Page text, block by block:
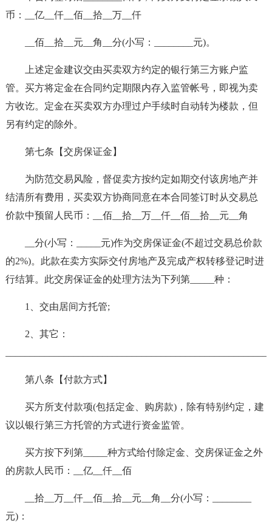
币：__亿__仟__佰__拾__万__仟
__佰__拾__元__角__分(小写：________元)。
上述定金建议交由买卖双方约定的银行第三方账户监
管。买方将定金在合同约定期限内存入监管帐号，即视为卖
方收讫。定金在买卖双方办理过户手续时自动转为楼款，但
另有约定的除外。
第七条【交房保证金】
为防范交易风险，督促卖方按约定如期交付该房地产并
结清所有费用，买卖双方协商同意在本合同签订时从交易总
价款中预留人民币：__佰__拾__万__仟__佰__拾__元__角
__分(小写：_____元)作为交房保证金(不超过交易总价款
的2%)。此款在卖方实际交付房地产及完成产权转移登记时进
行结算。此交房保证金的处理方法为下列第_____种：
1、交由居间方托管;
2、其它：
第八条【付款方式】
买方所支付款项(包括定金、购房款)，除有特别约定，建
议以银行第三方托管的方式进行资金监管。
买方按下列第_____种方式给付除定金、交房保证金之外
的房款人民币：__亿__仟__佰
__拾__万__仟__佰__拾__元__角__分(小写：________
元)：